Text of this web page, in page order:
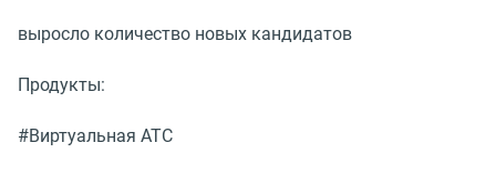
выросло количество новых кандидатов
Продукты:
#Виртуальная АТС